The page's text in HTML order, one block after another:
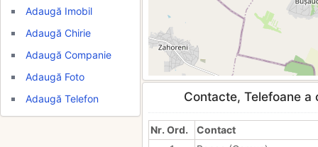
Adaugă Imobil
Adaugă Chirie
Adaugă Companie
Adaugă Foto
Adaugă Telefon
Contacte, Telefoane
Nr. Ord.
Contact